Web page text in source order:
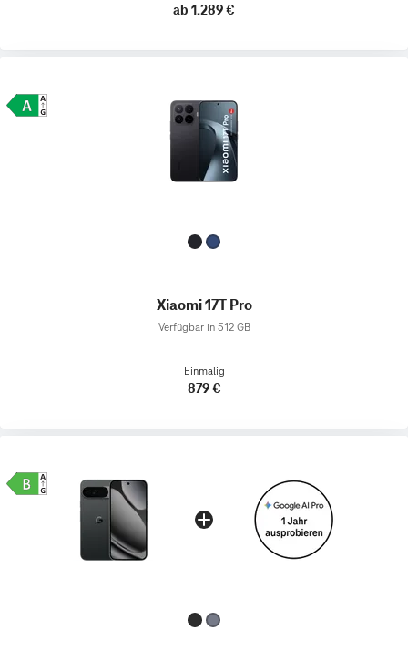
ab 1.289 €
Xiaomi 17T Pro
Verfügbar in 512 GB
Einmalig
879 €